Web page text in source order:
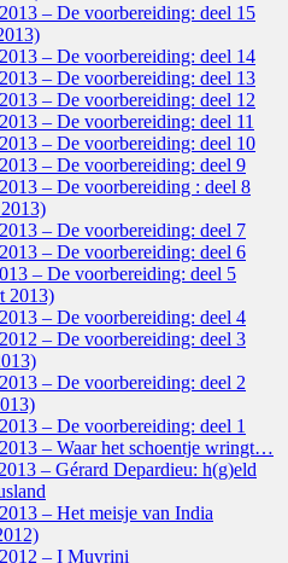
– De voorbereiding: deel 15
– De voorbereiding: deel 14
– De voorbereiding: deel 13
– De voorbereiding: deel 12
– De voorbereiding: deel 11
– De voorbereiding: deel 10
– De voorbereiding: deel 9
– De voorbereiding : deel 8
– De voorbereiding: deel 7
– De voorbereiding: deel 6
– De voorbereiding: deel 5
2013)
– De voorbereiding: deel 4
– De voorbereiding: deel 3
– De voorbereiding: deel 2
– De voorbereiding: deel 1
– Waar het schoentje wringt…
– Gérard Depardieu: h(g)eld
– Het meisje van India
– I Muvrini